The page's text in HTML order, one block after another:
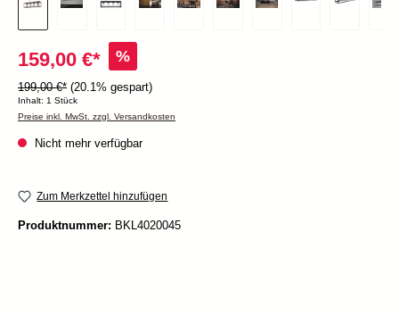
159,00 €* %
199,00 €* (20.1% gespart)
Inhalt: 1 Stück
Preise inkl. MwSt. zzgl. Versandkosten
Nicht mehr verfügbar
Zum Merkzettel hinzufügen
Produktnummer: BKL4020045